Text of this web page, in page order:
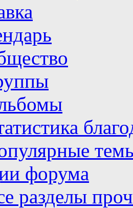
форума
разделы